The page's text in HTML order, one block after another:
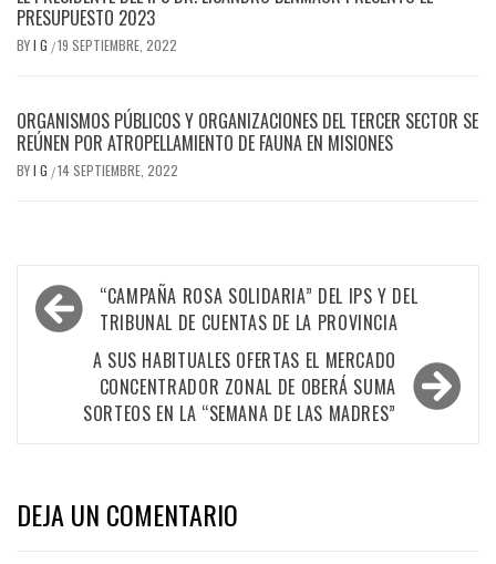
PRESUPUESTO 2023
BYI G /19 SEPTIEMBRE, 2022
ORGANISMOS PÚBLICOS Y ORGANIZACIONES DEL TERCER SECTOR SE
REÚNEN POR ATROPELLAMIENTO DE FAUNA EN MISIONES
BYI G /14 SEPTIEMBRE, 2022
Navegación
de
entradas
“CAMPAÑA ROSA SOLIDARIA” DEL IPS Y DEL
TRIBUNAL DE CUENTAS DE LA PROVINCIA
A SUS HABITUALES OFERTAS EL MERCADO
CONCENTRADOR ZONAL DE OBERÁ SUMA
SORTEOS EN LA “SEMANA DE LAS MADRES”
DEJA UN COMENTARIO